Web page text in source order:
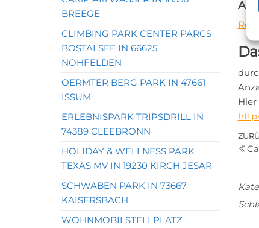
BREEGE
CLIMBING PARK CENTER PARCS
BOSTALSEE IN 66625
NOHFELDEN
OERMTER BERG PARK IN 47661
ISSUM
ERLEBNISPARK TRIPSDRILL IN
74389 CLEEBRONN
HOLIDAY & WELLNESS PARK
TEXAS MV IN 19230 KIRCH JESAR
SCHWABEN PARK IN 73667
KAISERSBACH
WOHNMOBILSTELLPLATZ